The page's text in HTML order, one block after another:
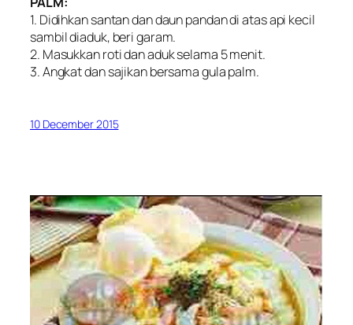
1. Didihkan santan dan daun pandan di atas api kecil
sambil diaduk, beri garam.
2. Masukkan roti dan aduk selama 5 menit.
3. Angkat dan sajikan bersama gula palm.
10 December 2015